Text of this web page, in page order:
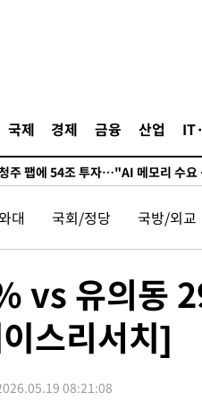
국제 경제 금융 산업
일 루트' 합의…북쪽 인바운드·남쪽
도권 폭염중대경보, 폭염경보로 하향
사들, 정원 초과 시 낮은 계급 임용…
주 팹에 54조 투자…"AI 메모리 수요
7경기 들여다보니…한국 축구 '5승 2무'
인트(0.36%) 내린 798.81마감
원 내린 1416.1원 마감
관측…서울, 2018년 이후 첫 40도
용공간 확보' 신용해 前교정본부장
대 파문까지…'쑥대밭' 된 축구협회
대 국회/정당 국방/외교
vs 유의동
스리서치]
08:21:08